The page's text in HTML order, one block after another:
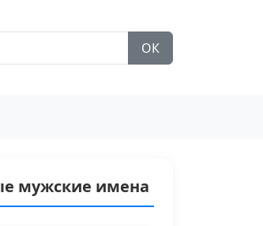
ОК
мужские имена